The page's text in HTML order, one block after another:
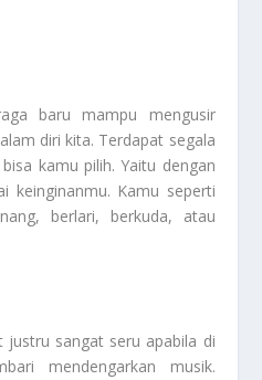
baru mampu mengusir
diri kita. Terdapat segala
kamu pilih. Yaitu dengan
keinginanmu. Kamu seperti
berlari, berkuda, atau
justru sangat seru apabila di
mendengarkan musik.